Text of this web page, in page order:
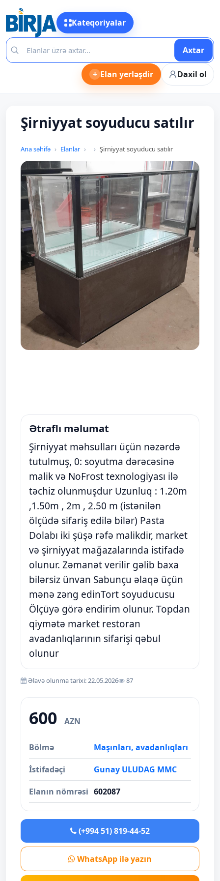
Kateqoriyalar
Axtar
+ Elan yerləşdir Daxil ol
Şirniyyat soyuducu satılır
Ana səhifə Elanlar Şirniyyat soyuducu satılır
Ətraflı məlumat
Şirniyyat məhsulları üçün nəzərdə
tutulmuş, 0: soyutma dərəcəsinə
malik və NoFrost texnologiyası ilə
təchiz olunmuşdur Uzunluq : 1.20m
,1.50m , 2m , 2.50 m (istənilən
ölçüdə sifariş edilə bilər) Pasta
Dolabı iki şüşə rəfə malikdir, market
və şirniyyat mağazalarında istifadə
olunur. Zəmanət verilir gəlib baxa
bilərsiz ünvan Sabunçu əlaqə üçün
mənə zəng edinTort soyuducusu
Ölçüyə görə endirim olunur. Topdan
qiymətə market restoran
avadanlıqlarının sifarişi qəbul
olunur
Əlavə olunma tarixi: 22.05.2026 87
600 AZN
Bölmə Maşınları, avadanlıqları
İstifadəçi Gunay ULUDAG MMC
Elanın nömrəsi 602087
(+994 51) 819-44-52
WhatsApp ilə yazın